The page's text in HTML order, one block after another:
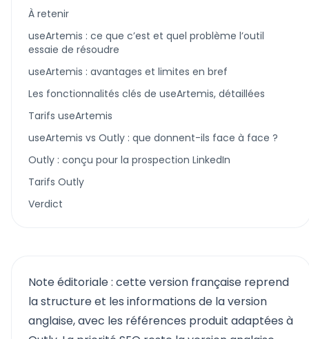
À retenir
useArtemis : ce que c’est et quel problème l’outil
essaie de résoudre
useArtemis : avantages et limites en bref
Les fonctionnalités clés de useArtemis, détaillées
Tarifs useArtemis
useArtemis vs Outly : que donnent-ils face à face ?
Outly : conçu pour la prospection LinkedIn
Tarifs Outly
Verdict
Note éditoriale : cette version française reprend
la structure et les informations de la version
anglaise, avec les références produit adaptées à